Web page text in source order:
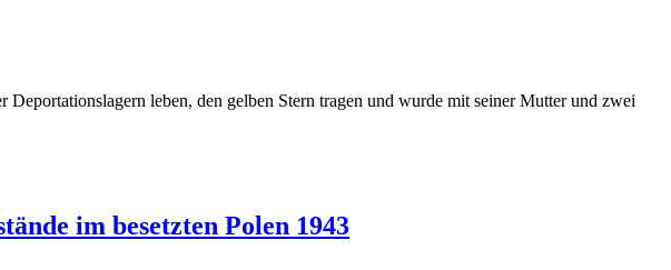
leben, den gelben Stern tragen und wurde mit seiner Mutter und zwei
im besetzten Polen 1943